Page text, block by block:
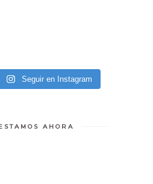
Seguir en Instagram
AHORA